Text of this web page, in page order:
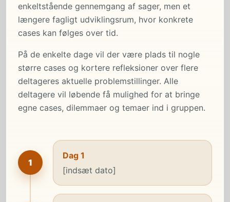
enkeltstående gennemgang af sager, men et
længere fagligt udviklingsrum, hvor konkrete
cases kan følges over tid.
På de enkelte dage vil der være plads til nogle
større cases og kortere refleksioner over flere
deltageres aktuelle problemstillinger. Alle
deltagere vil løbende få mulighed for at bringe
egne cases, dilemmaer og temaer ind i gruppen.
1
Dag 1
[indsæt dato]